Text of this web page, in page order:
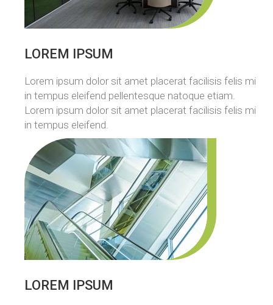
LOREM IPSUM
Lorem ipsum dolor sit amet placerat facilisis felis mi
in tempus eleifend pellentesque natoque etiam.
Lorem ipsum dolor sit amet placerat facilisis felis mi
in tempus eleifend.
LOREM IPSUM